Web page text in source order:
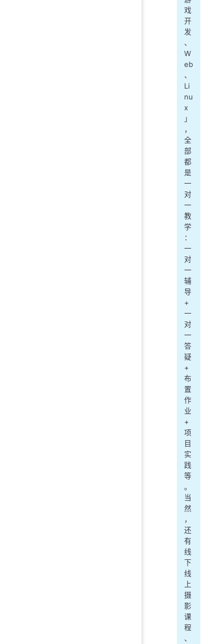
戏
开
发
、
W
eb
、
Li
nu
x
」
，
全
部
都
是
一
对
一
教
学
：
一
对
一
辅
导
+
一
对
一
答
疑
+
布
置
作
业
+
项
目
实
践
等
。
当
然
，
还
有
线
下
线
上
摄
影
课
程
、